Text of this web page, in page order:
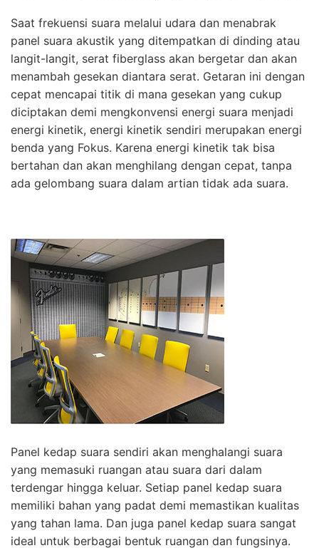
Saat frekuensi suara melalui udara dan menabrak
panel suara akustik yang ditempatkan di dinding atau
langit-langit, serat fiberglass akan bergetar dan akan
menambah gesekan diantara serat. Getaran ini dengan
cepat mencapai titik di mana gesekan yang cukup
diciptakan demi mengkonvensi energi suara menjadi
energi kinetik, energi kinetik sendiri merupakan energi
benda yang Fokus. Karena energi kinetik tak bisa
bertahan dan akan menghilang dengan cepat, tanpa
ada gelombang suara dalam artian tidak ada suara.
Panel kedap suara sendiri akan menghalangi suara
yang memasuki ruangan atau suara dari dalam
terdengar hingga keluar. Setiap panel kedap suara
memiliki bahan yang padat demi memastikan kualitas
yang tahan lama. Dan juga panel kedap suara sangat
ideal untuk berbagai bentuk ruangan dan fungsinya.